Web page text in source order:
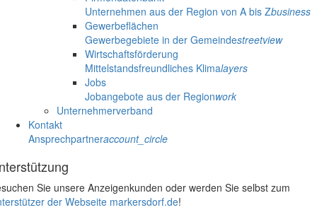
Unternehmen aus der Region von A bis Zbusiness
Gewerbeflächen
Gewerbegebiete in der Gemeindestreetview
Wirtschaftsförderung
Mittelstandsfreundliches Klimalayers
Jobs
Jobangebote aus der Regionwork
Unternehmerverband
Kontakt
Ansprechpartneraccount_circle
Sie unsere Anzeigenkunden oder werden Sie selbst zum
der Webseite markersdorf.de!